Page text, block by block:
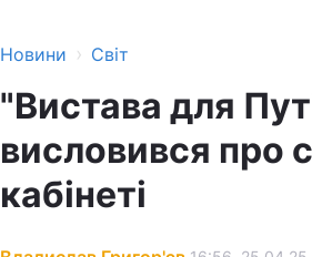
Новини › Світ
"Вистава для
висловився про
кабінеті